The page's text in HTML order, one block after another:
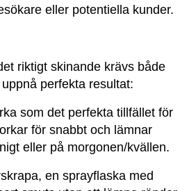
eller potentiella kunder.
riktigt skinande krävs både
perfekta resultat:
som det perfekta tillfället för
för snabbt och lämnar
eller på morgonen/kvällen.
en sprayflaska med